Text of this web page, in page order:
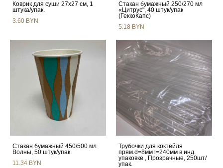
Коврик для суши 27х27 см, 1
штука/упак.
3.60 BYN
Стакан бумажный 250/270 мл
«Цитрус", 40 штук/упак
(ГеккоКапс)
5.18 BYN
Стакан бумажный 450/500 мл
Волны, 50 штук/упак.
11.34 BYN
Трубочки для коктейля
прям.d=8мм l=240мм в инд.
упаковке , Прозрачные, 250шт/
упак.